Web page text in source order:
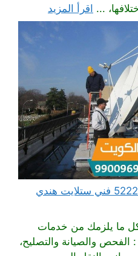
... اقرأ المزيد
فني ستلايت المطلاع 52227330 فني ستلايت هندي
ما يلزمك من خدمات
الفحص والصيانة والتصليح،